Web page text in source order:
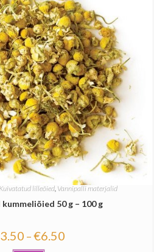
Kuivatatud lilleõied, Vannipalli materjalid
50 g – 100 g
3.50 –€6.50